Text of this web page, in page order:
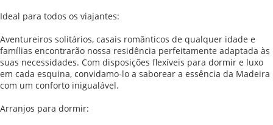
Ideal para todos os viajantes:
Aventureiros solitários, casais românticos de qualquer idade e
famílias encontrarão nossa residência perfeitamente adaptada às
suas necessidades. Com disposições flexíveis para dormir e luxo
em cada esquina, convidamo-lo a saborear a essência da Madeira
com um conforto inigualável.
Arranjos para dormir: